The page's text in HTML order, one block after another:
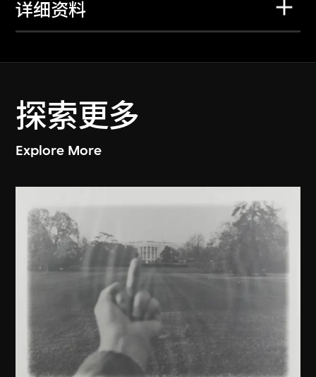
详细资料
探索更多
Explore More